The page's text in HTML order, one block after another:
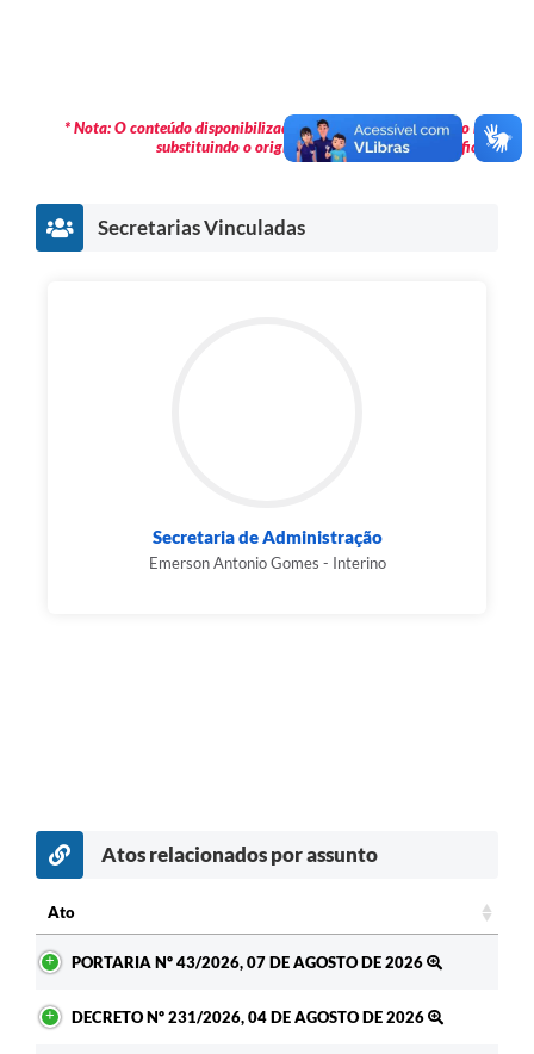
Arquivos para Download
Turismo
Jornal
Agenda
LGPD
Modelos de Documentos
* Nota: O conteúdo disponibilizado é meramente informativo não
substituindo o original publicado em Diário Oficial.
Secretarias Vinculadas
Secretaria de Administração
Emerson Antonio Gomes - Interino
Atos relacionados por assunto
Ato
PORTARIA Nº 43/2026, 07 DE AGOSTO DE 2026
DECRETO Nº 231/2026, 04 DE AGOSTO DE 2026